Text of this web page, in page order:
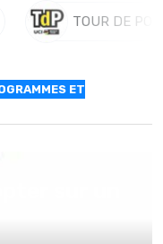
TOUR DE
ET
sur un